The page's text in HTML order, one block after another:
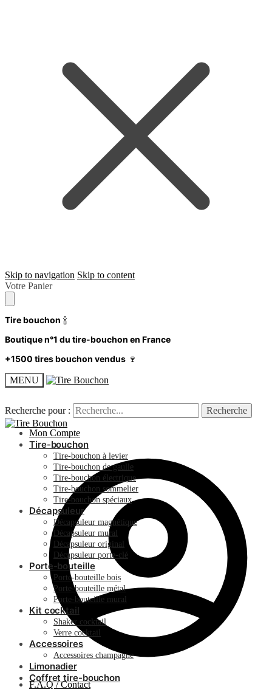
Skip to navigation Skip to content
Votre Panier
Tire bouchon 🍾
Boutique n°1 du tire-bouchon en France
+1500 tires bouchon vendus 🍷
MENU
Recherche pour : Recherche
Mon Compte
F.A.Q / Contact
Recherche pour : Recherche
Tire-bouchon
Tire-bouchon à levier
Tire-bouchon de gaulle
Tire-bouchon électrique
Tire-bouchon sommelier
Tire-bouchon spéciaux
Décapsuleur
Décapsuleur magnétique
Décapsuleur mural
Décapsuleur original
Décapsuleur porte-clé
Porte-bouteille
Porte-bouteille bois
Porte-bouteille métal
Porte-bouteille mural
Kit cocktail
Shaker cocktail
Verre cocktail
Accessoires
Accessoires champagne
Limonadier
Coffret tire-bouchon